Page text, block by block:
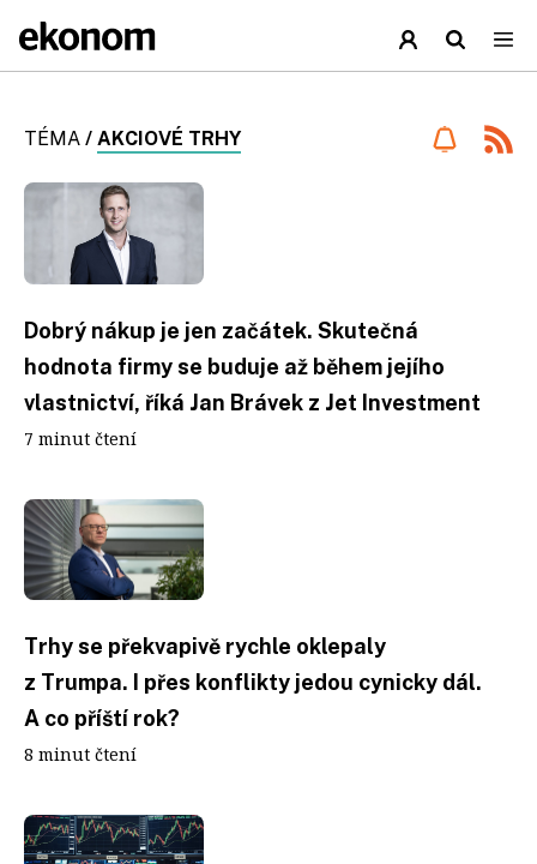
TÉMA / AKCIOVÉ TRHY
Dobrý nákup je jen začátek. Skutečná
hodnota firmy se buduje až během jejího
vlastnictví, říká Jan Brávek z Jet Investment
7 minut čtení
Trhy se překvapivě rychle oklepaly
z Trumpa. I přes konflikty jedou cynicky dál.
A co příští rok?
8 minut čtení